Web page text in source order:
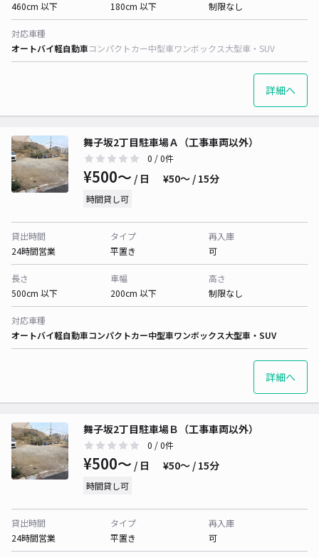
460cm 以下
180cm 以下
制限なし
対応車種
オートバイ軽自動車コンパクトカー中型車ワンボックス大型車・SUV
詳細へ
舞子坂2丁目駐車場Ａ（工事車両以外）
0 / 0件
¥500〜 / 日 ¥50〜 / 15分
時間貸し可
貸出時間
24時間営業
タイプ
平置き
再入庫
可
長さ
500cm 以下
車幅
200cm 以下
高さ
制限なし
対応車種
オートバイ軽自動車コンパクトカー中型車ワンボックス大型車・SUV
詳細へ
舞子坂2丁目駐車場Ｂ（工事車両以外）
0 / 0件
¥500〜 / 日 ¥50〜 / 15分
時間貸し可
貸出時間
24時間営業
タイプ
平置き
再入庫
可